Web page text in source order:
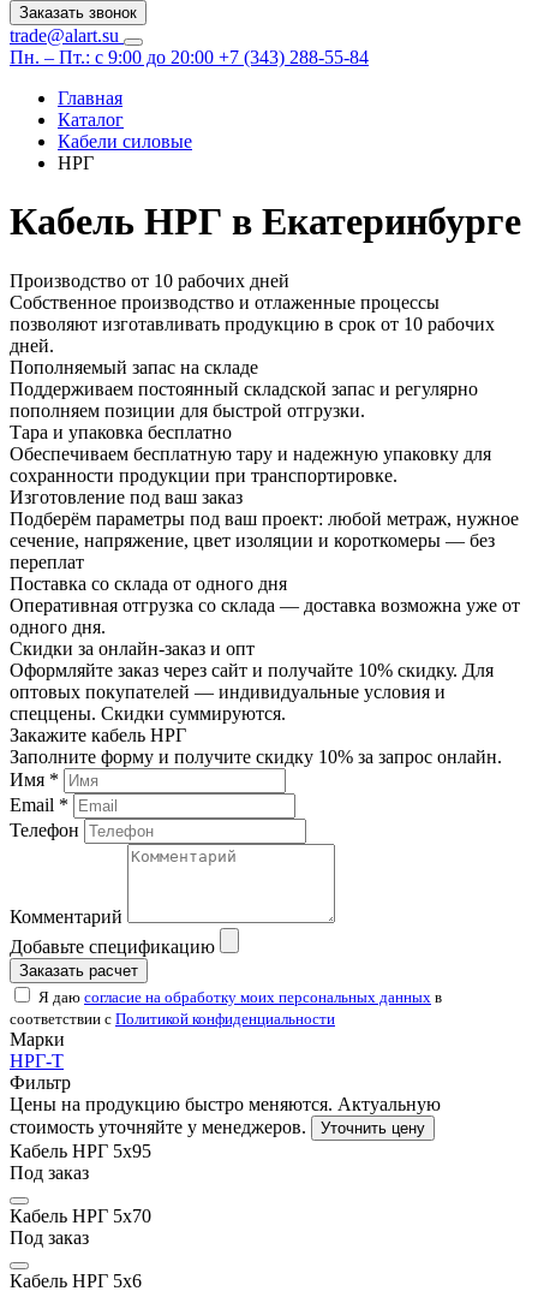
Заказать звонок
trade@alart.su
Пн. – Пт.: с 9:00 до 20:00 +7 (343) 288-55-84
Главная
Каталог
Кабели силовые
НРГ
Кабель НРГ в Екатеринбурге
Производство от 10 рабочих дней
Собственное производство и отлаженные процессы
позволяют изготавливать продукцию в срок от 10 рабочих
дней.
Пополняемый запас на складе
Поддерживаем постоянный складской запас и регулярно
пополняем позиции для быстрой отгрузки.
Тара и упаковка бесплатно
Обеспечиваем бесплатную тару и надежную упаковку для
сохранности продукции при транспортировке.
Изготовление под ваш заказ
Подберём параметры под ваш проект: любой метраж, нужное
сечение, напряжение, цвет изоляции и короткомеры — без
переплат
Поставка со склада от одного дня
Оперативная отгрузка со склада — доставка возможна уже от
одного дня.
Скидки за онлайн-заказ и опт
Оформляйте заказ через сайт и получайте 10% скидку. Для
оптовых покупателей — индивидуальные условия и
спеццены. Скидки суммируются.
Закажите кабель НРГ
Заполните форму и получите скидку 10% за запрос онлайн.
Имя *
Email *
Телефон
Комментарий
Добавьте спецификацию
Заказать расчет
Я даю согласие на обработку моих персональных данных в
соответствии с Политикой конфиденциальности
Марки
НРГ-Т
Фильтр
Цены на продукцию быстро меняются. Актуальную
стоимость уточняйте у менеджеров.
Уточнить цену
Кабель НРГ 5х95
Под заказ
Кабель НРГ 5х70
Под заказ
Кабель НРГ 5х6